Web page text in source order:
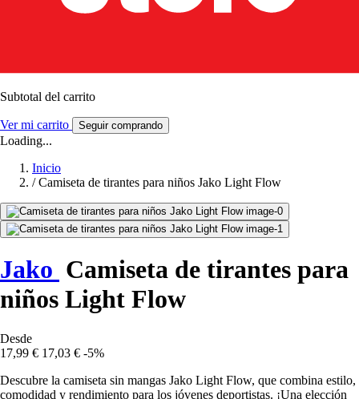
Subtotal del carrito
Ver mi carrito Seguir comprando
Loading...
Inicio
/ Camiseta de tirantes para niños Jako Light Flow
Jako Camiseta de tirantes para
niños Light Flow
Desde
17,99 € 17,03 € -5%
Descubre la camiseta sin mangas Jako Light Flow, que combina estilo,
comodidad y rendimiento para los jóvenes deportistas. ¡Una elección